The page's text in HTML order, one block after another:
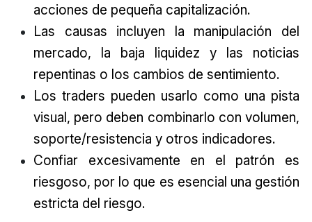
acciones de pequeña capitalización.
Las causas incluyen la manipulación del
mercado, la baja liquidez y las noticias
repentinas o los cambios de sentimiento.
Los traders pueden usarlo como una pista
visual, pero deben combinarlo con volumen,
soporte/resistencia y otros indicadores.
Confiar excesivamente en el patrón es
riesgoso, por lo que es esencial una gestión
estricta del riesgo.